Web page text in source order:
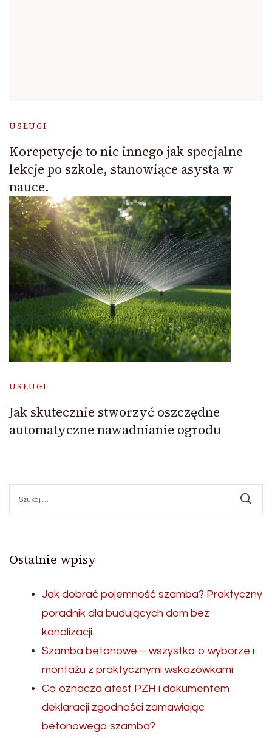
USŁUGI
Korepetycje to nic innego jak specjalne
lekcje po szkole, stanowiące asysta w
nauce.
USŁUGI
Jak skutecznie stworzyć oszczędne
automatyczne nawadnianie ogrodu
Ostatnie wpisy
Jak dobrać pojemność szamba? Praktyczny
poradnik dla budujących dom bez
kanalizacji.
Szamba betonowe – wszystko o wyborze i
montażu z praktycznymi wskazówkami
Co oznacza atest PZH i dokumentem
deklaracji zgodności zamawiając
betonowego szamba?